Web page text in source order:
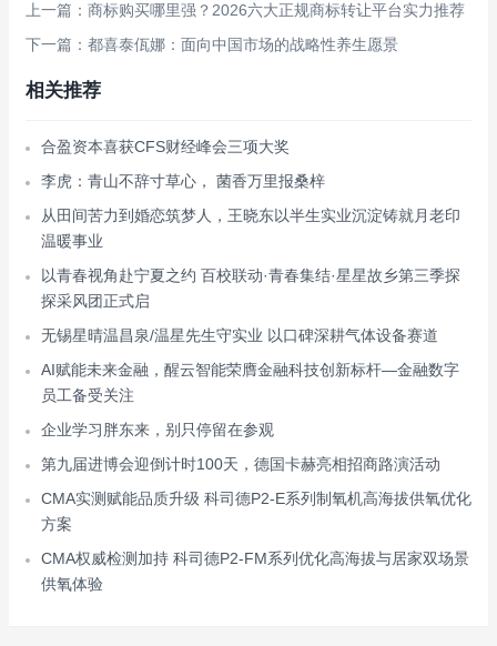
上一篇：商标购买哪里强？2026六大正规商标转让平台实力推荐
下一篇：都喜泰佤娜：面向中国市场的战略性养生愿景
相关推荐
合盈资本喜获CFS财经峰会三项大奖
李虎：青山不辞寸草心， 菌香万里报桑梓
从田间苦力到婚恋筑梦人，王晓东以半生实业沉淀铸就月老印
温暖事业
以青春视角赴宁夏之约 百校联动·青春集结·星星故乡第三季探
探采风团正式启
无锡星晴温昌泉/温星先生守实业 以口碑深耕气体设备赛道
AI赋能未来金融，醒云智能荣膺金融科技创新标杆—金融数字
员工备受关注
企业学习胖东来，别只停留在参观
第九届进博会迎倒计时100天，德国卡赫亮相招商路演活动
CMA实测赋能品质升级 科司德P2-E系列制氧机高海拔供氧优化
方案
CMA权威检测加持 科司德P2-FM系列优化高海拔与居家双场景
供氧体验